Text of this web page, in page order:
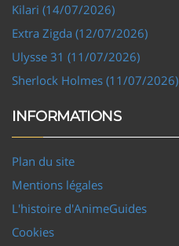
Kilari (14/07/2026)
Extra Zigda (12/07/2026)
Ulysse 31 (11/07/2026)
Sherlock Holmes (11/07/2026)
INFORMATIONS
Plan du site
Mentions légales
L'histoire d'AnimeGuides
Cookies